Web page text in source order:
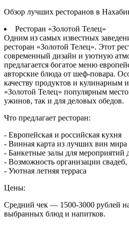
Обзор лучших ресторанов в
Ресторан «Золотой Телец»
Одним из самых известных
ресторан «Золотой Телец». Этот
современный дизайн и уютную
предлагается богатое меню
авторские блюда от шеф-повара.
качеству продуктов и кулинарным
«Золотой Телец» популярным
ужинов, так и для деловых обедов.
Что предлагает ресторан:
- Европейская и российская кухня
- Винная карта из лучших вин мира
- Банкетные залы для мероприятий
- Возможность организации
- Уютная летняя терраса
Цены:
Средний чек — 1500-3000 рублей
выбранных блюд и напитков.